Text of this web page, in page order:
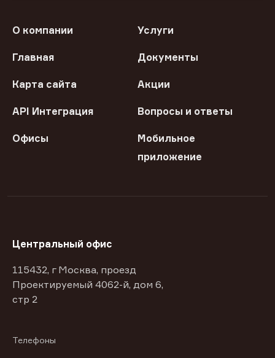
О компании Услуги
Главная Документы
Карта сайта Акции
API Интеграция Вопросы и ответы
Офисы
Мобильное
приложение
Центральный офис
115432, г Москва, проезд
Проектируемый 4062-й, дом 6,
стр 2
Телефоны